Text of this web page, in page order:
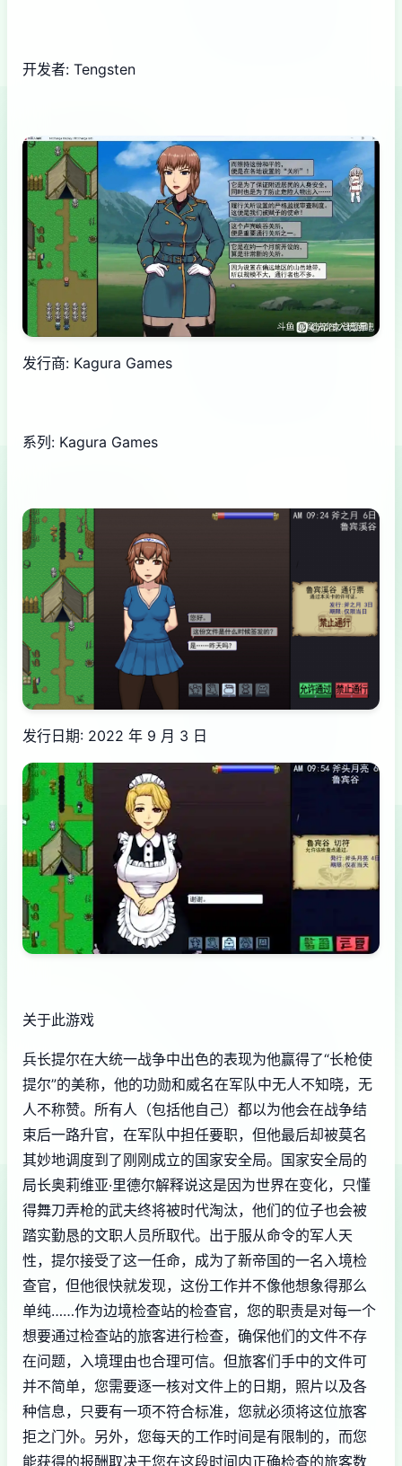
开发者: Tengsten
发行商: Kagura Games
系列: Kagura Games
发行日期: 2022 年 9 月 3 日
关于此游戏
兵长提尔在大统一战争中出色的表现为他赢得了“长枪使
提尔”的美称，他的功勋和威名在军队中无人不知晓，无
人不称赞。所有人（包括他自己）都以为他会在战争结
束后一路升官，在军队中担任要职，但他最后却被莫名
其妙地调度到了刚刚成立的国家安全局。国家安全局的
局长奥莉维亚·里德尔解释说这是因为世界在变化，只懂
得舞刀弄枪的武夫终将被时代淘汰，他们的位子也会被
踏实勤恳的文职人员所取代。出于服从命令的军人天
性，提尔接受了这一任命，成为了新帝国的一名入境检
查官，但他很快就发现，这份工作并不像他想象得那么
单纯……作为边境检查站的检查官，您的职责是对每一个
想要通过检查站的旅客进行检查，确保他们的文件不存
在问题，入境理由也合理可信。但旅客们手中的文件可
并不简单，您需要逐一核对文件上的日期，照片以及各
种信息，只要有一项不符合标准，您就必须将这位旅客
拒之门外。另外，您每天的工作时间是有限制的，而您
能获得的报酬取决于您在这段时间内正确检查的旅客数